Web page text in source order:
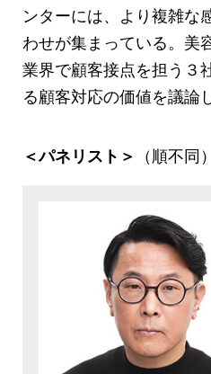
ンターには、より複雑な
わせが集まっている。美
業界で顧客接点を担う３
る顧客対応の価値を議論
＜パネリスト＞ （順不同）